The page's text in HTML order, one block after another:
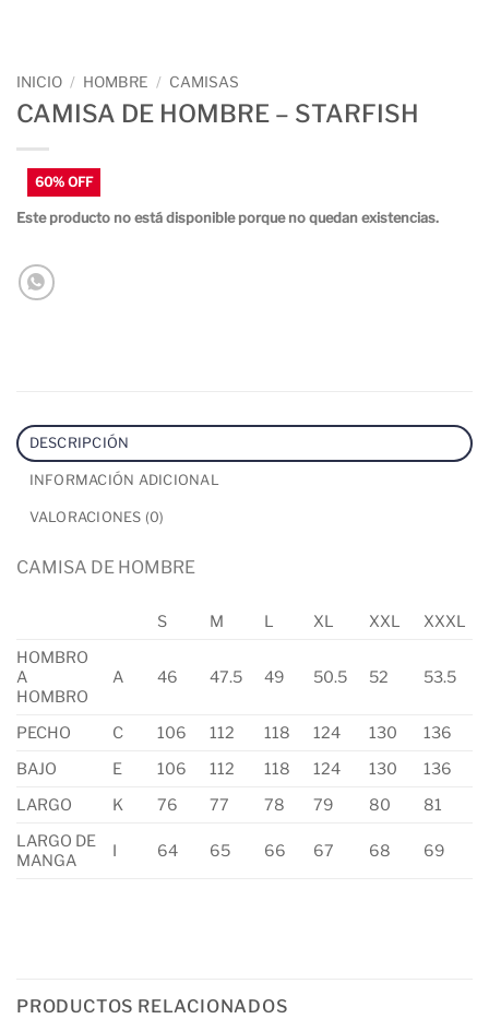
INICIO / HOMBRE / CAMISAS
CAMISA DE HOMBRE – STARFISH
Este producto no está disponible porque no quedan existencias.
DESCRIPCIÓN
INFORMACIÓN ADICIONAL
VALORACIONES (0)
CAMISA DE HOMBRE
S M L XL XXL
XXXL
HOMBRO
A
HOMBRO
A 46 47.5 49 50.5 52 53.5
PECHO C 106 112 118 124 130
136
BAJO
E 106 112 118 124 130
136
LARGO
K 76 77 78 79 80
81
LARGO DE
MANGA
I 64 65 66 67 68 69
PRODUCTOS RELACIONADOS